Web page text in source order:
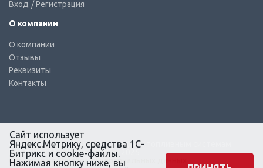
Вход / Регистрация
О компании
О компании
Отзывы
Реквизиты
Контакты
© КТС-Дизель – Комплектующие к топливным системам
Все права защищены, 2003 – 2025
Согласие на обработку персональных данных
Сайт использует
Яндекс.Метрику, средства 1С-
Битрикс и cookie-файлы.
Нажимая кнопку ниже, вы